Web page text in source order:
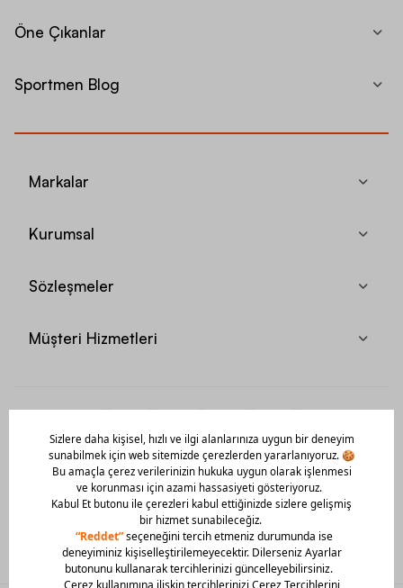
Öne Çıkanlar
Sportmen Blog
Markalar
Kurumsal
Sözleşmeler
Müşteri Hizmetleri
Mobil Uygulamamızı Hemen İndir!